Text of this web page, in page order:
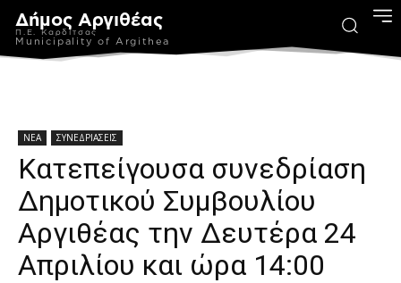
Δήμος Αργιθέας
Π.Ε. Καρδίτσας
Municipality of Argithea
ΝΕΑ ΣΥΝΕΔΡΙΑΣΕΙΣ
Kατεπείγουσα συνεδρίαση
Δημοτικού Συμβουλίου
Αργιθέας την Δευτέρα 24
Απριλίου και ώρα 14:00